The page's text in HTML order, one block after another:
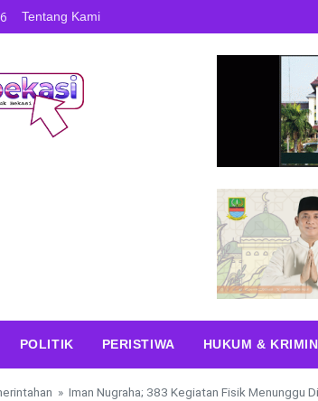
Tentang Kami
POLITIK PERISTIWA HUKUM &
» Iman Nugraha; 383 Kegiatan Fisik Menunggu